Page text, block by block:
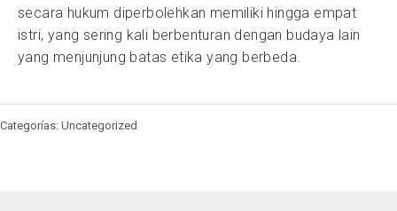
secara hukum diperbolehkan memiliki hingga empat
istri, yang sering kali berbenturan dengan budaya lain
yang menjunjung batas etika yang berbeda.
Categorías: Uncategorized